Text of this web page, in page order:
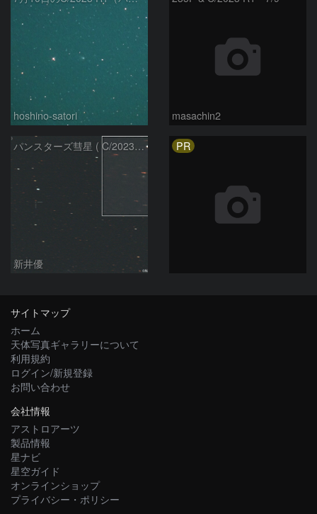
hoshino-satori masachin2
パンスターズ彗星 ( C/2023R1 ) ：2026/05/20
新井優
PR
サイトマップ
ホーム
天体写真ギャラリーについて
利用規約
ログイン/新規登録
お問い合わせ
会社情報
アストロアーツ
製品情報
星ナビ
星空ガイド
オンラインショップ
プライバシー・ポリシー